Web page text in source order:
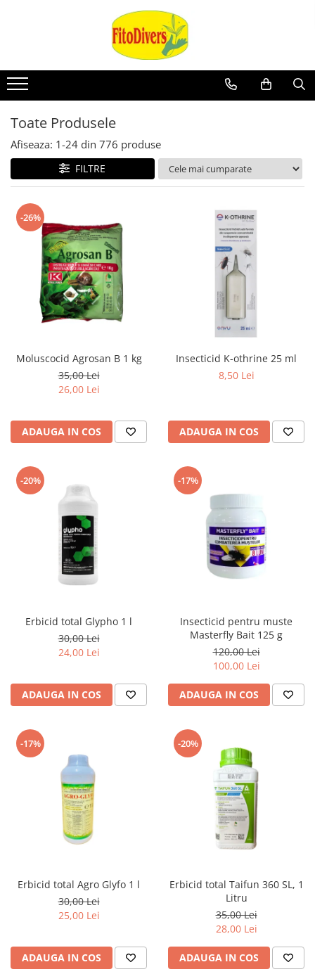
Toate Produsele
Afiseaza: 1-24 din 776 produse
FILTRE
-26%
Moluscocid Agrosan B 1 kg
35,00 Lei
26,00 Lei
ADAUGA IN COS
Insecticid K-othrine 25 ml
8,50 Lei
ADAUGA IN COS
-20%
Erbicid total Glypho 1 l
30,00 Lei
24,00 Lei
ADAUGA IN COS
-17%
Insecticid pentru muste
Masterfly Bait 125 g
120,00 Lei
100,00 Lei
ADAUGA IN COS
-17%
Erbicid total Agro Glyfo 1 l
30,00 Lei
25,00 Lei
ADAUGA IN COS
-20%
Erbicid total Taifun 360 SL, 1
Litru
35,00 Lei
28,00 Lei
ADAUGA IN COS